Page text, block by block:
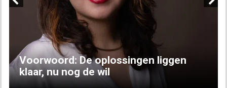
Voorwoord: De oplossingen liggen
klaar, nu nog de wil